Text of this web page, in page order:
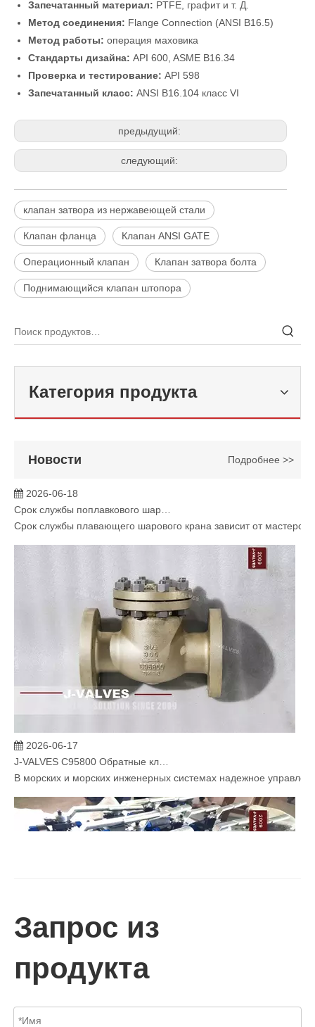
Запечатанный материал: PTFE, графит и т. Д.
Метод соединения: Flange Connection (ANSI B16.5)
Метод работы: операция маховика
Стандарты дизайна: API 600, ASME B16.34
Проверка и тестирование: API 598
Запечатанный класс: ANSI B16.104 класс VI
предыдущий:
следующий:
клапан затвора из нержавеющей стали
Клапан фланца Клапан ANSI GATE
Операционный клапан Клапан затвора болта
Поднимающийся клапан штопора
Категория продукта
Новости Подробнее >>
2026-06-08
Почему трехэксцентриковый дроссельный клапан стал основным выбором для современного промышленного управления жидкостями? Технологический прорыв J-VALVES
Почему дисковые затворы с тройным эксцентриком
Запрос из
продукта